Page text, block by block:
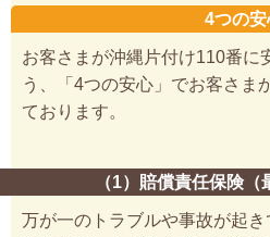
4つの安
お客さまが沖縄片付け110番に
う、「4つの安心」でお客さま
ております。
（1）賠償責任保険（
万が一のトラブルや事故が起